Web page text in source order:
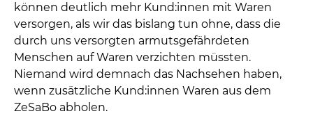
können deutlich mehr Kund:innen mit Waren
versorgen, als wir das bislang tun ohne, dass die
durch uns versorgten armutsgefährdeten
Menschen auf Waren verzichten müssten.
Niemand wird demnach das Nachsehen haben,
wenn zusätzliche Kund:innen Waren aus dem
ZeSaBo abholen.